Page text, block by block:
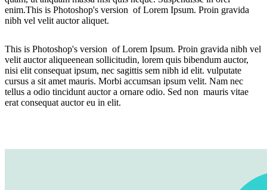
enim.This is Photoshop's version of Lorem Ipsum. Proin gravida
nibh vel velit auctor aliquet.
This is Photoshop's version of Lorem Ipsum. Proin gravida nibh vel
velit auctor aliqueenean sollicitudin, lorem quis bibendum auctor,
nisi elit consequat ipsum, nec sagittis sem nibh id elit. vulputate
cursus a sit amet mauris. Morbi accumsan ipsum velit. Nam nec
tellus a odio tincidunt auctor a ornare odio. Sed non mauris vitae
erat consequat auctor eu in elit.